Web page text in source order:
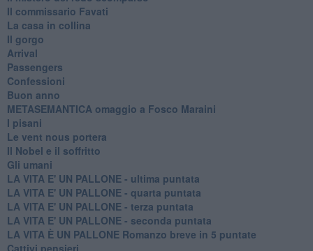
Il commissario Favati
La casa in collina
Il gorgo
Arrival
Passengers
Confessioni
Buon anno
METASEMANTICA omaggio a Fosco Maraini
I pisani
Le vent nous portera
Il Nobel e il soffritto
Gli umani
LA VITA E' UN PALLONE - ultima puntata
LA VITA E' UN PALLONE - quarta puntata
LA VITA E' UN PALLONE - terza puntata
LA VITA E' UN PALLONE - seconda puntata
LA VITA È UN PALLONE Romanzo breve in 5 puntate
Cattivi pensieri